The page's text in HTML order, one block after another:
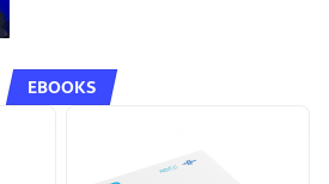
EBOOKS